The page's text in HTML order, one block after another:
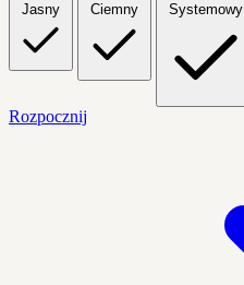
Jasny Ciemny Systemowy
Rozpocznij